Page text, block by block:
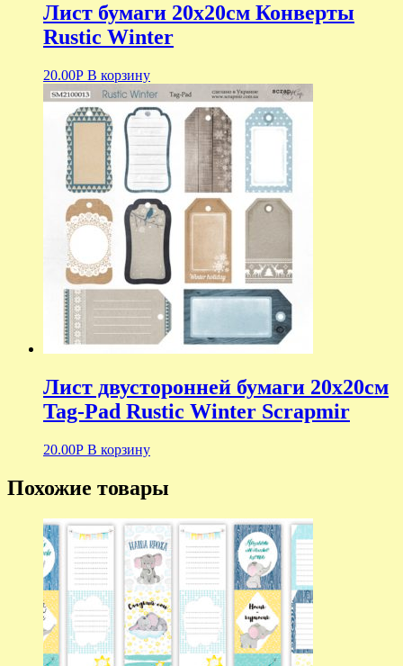
Лист бумаги 20х20см Конверты
Rustic Winter
20.00Р В корзину
Лист двусторонней бумаги 20х20см
Tag-Pad Rustic Winter Scrapmir
20.00Р В корзину
Похожие товары